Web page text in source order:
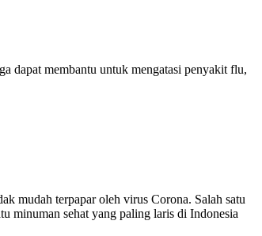
dapat membantu untuk mengatasi penyakit flu,
mudah terpapar oleh virus Corona. Salah satu
minuman sehat yang paling laris di Indonesia